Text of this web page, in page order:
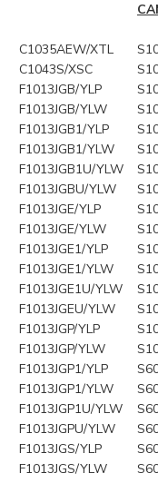
C1035AEW/XTL
C1043S/XSC
F1013JGB/YLP
F1013JGB/YLW
F1013JGB1/YLP
F1013JGB1/YLW
F1013JGB1U/YLW
F1013JGBU/YLW
F1013JGE/YLP
F1013JGE/YLW
F1013JGE1/YLP
F1013JGE1/YLW
F1013JGE1U/YLW
F1013JGEU/YLW
F1013JGP/YLP
F1013JGP/YLW
F1013JGP1/YLP
F1013JGP1/YLW
F1013JGP1U/YLW
F1013JGPU/YLW
F1013JGS/YLP
F1013JGS/YLW